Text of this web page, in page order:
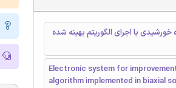
خورشیدی با اجرای الگوریتم بهینه شده
Electronic system for
algorithm implemented in biaxial